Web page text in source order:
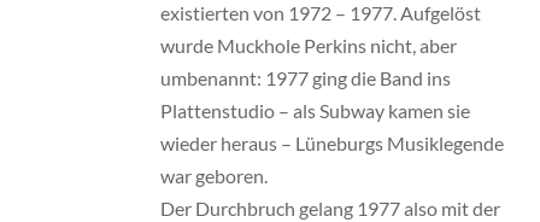
existierten von 1972 – 1977. Aufgelöst
wurde Muckhole Perkins nicht, aber
umbenannt: 1977 ging die Band ins
Plattenstudio – als Subway kamen sie
wieder heraus – Lüneburgs Musiklegende
war geboren.
Der Durchbruch gelang 1977 also mit der